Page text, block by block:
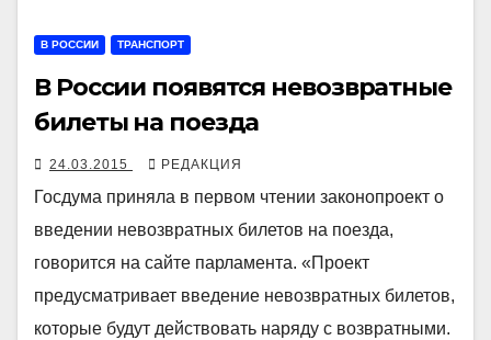
В РОССИИ ТРАНСПОРТ
В России появятся невозвратные
билеты на поезда
24.03.2015 РЕДАКЦИЯ
Госдума приняла в первом чтении законопроект о
введении невозвратных билетов на поезда,
говорится на сайте парламента. «Проект
предусматривает введение невозвратных билетов,
которые будут действовать наряду с возвратными.